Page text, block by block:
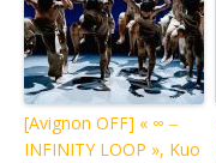
[Avignon OFF] « ∞ ‒
INFINITY LOOP », Kuo